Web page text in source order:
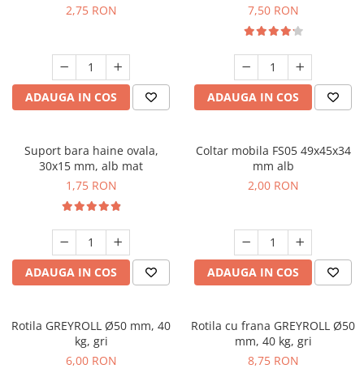
2,75 RON
ADAUGA IN COS
7,50 RON
ADAUGA IN COS
Suport bara haine ovala,
30x15 mm, alb mat
1,75 RON
ADAUGA IN COS
Coltar mobila FS05 49x45x34
mm alb
2,00 RON
ADAUGA IN COS
Rotila GREYROLL Ø50 mm, 40
kg, gri
6,00 RON
Rotila cu frana GREYROLL Ø50
mm, 40 kg, gri
8,75 RON